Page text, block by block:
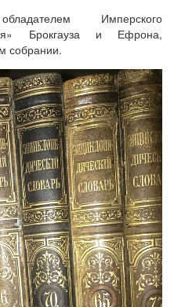
Имперского
Брокгауза и Ефрона,
собрании.